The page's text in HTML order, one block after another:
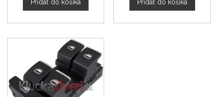
Pridať do košíka Pridať do košíka